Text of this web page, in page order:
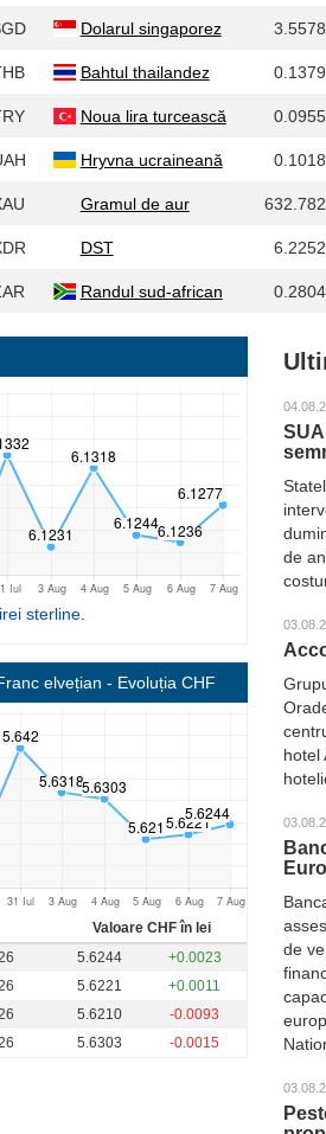
Dolarul singaporez 3.5578
Bahtul thailandez 0.1379
Noua lira turcească 0.0955
Hryvna ucraineană 0.1018
Gramul de aur
DST 6.2252
Randul sud-african 0.2804
sterline.
elvețian - Evoluția CHF
Valoare CHF în lei
5.6244
+0.0023
5.6221
+0.0011
5.6210
-0.0093
5.6303 -0.0015
de
hotel
de